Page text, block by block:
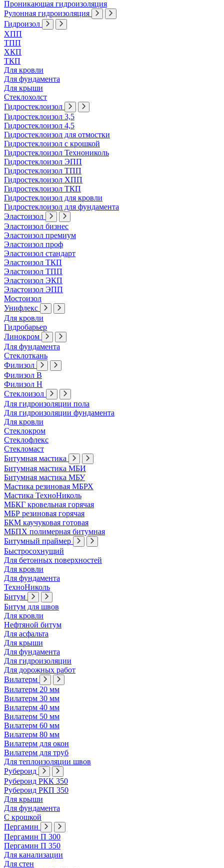
Проникающая гидроизоляция
Рулонная гидроизоляция
Гидроизол
ХПП
ТПП
ХКП
ТКП
Для кровли
Для фундамента
Для крыши
Стеклохолст
Гидростеклоизол
Гидростеклоизол 3,5
Гидростеклоизол 4,5
Гидростеклоизол для отмостки
Гидростеклоизол с крошкой
Гидростеклоизол Технониколь
Гидростеклоизол ЭПП
Гидростеклоизол ТПП
Гидростеклоизол ХПП
Гидростеклоизол ТКП
Гидростеклоизол для кровли
Гидростеклоизол для фундамента
Эластоизол
Эластоизол бизнес
Эластоизол премиум
Эластоизол проф
Эластоизол стандарт
Эластоизол ТКП
Эластоизол ТПП
Эластоизол ЭКП
Эластоизол ЭПП
Мостоизол
Унифлекс
Для кровли
Гидробарьер
Линокром
Для фундамента
Стеклоткань
Филизол
Филизол В
Филизол Н
Стеклоизол
Для гидроизоляции пола
Для гидроизоляции фундамента
Для кровли
Стеклокром
Стеклофлекс
Стекломаст
Битумная мастика
Битумная мастика МБИ
Битумная мастика МБУ
Мастика резиновая МБРХ
Мастика ТехноНиколь
МБКГ кровельная горячая
МБР резиновая горячая
БКМ каучуковая готовая
МБПХ полимерная битумная
Битумный праймер
Быстросохнущий
Для бетонных поверхностей
Для кровли
Для фундамента
ТехноНиколь
Битум
Битум для швов
Для кровли
Нефтяной битум
Для асфальта
Для крыши
Для фундамента
Для гидроизоляции
Для дорожных работ
Вилатерм
Вилатерм 20 мм
Вилатерм 30 мм
Вилатерм 40 мм
Вилатерм 50 мм
Вилатерм 60 мм
Вилатерм 80 мм
Вилатерм для окон
Вилатерм для труб
Для теплоизоляции швов
Рубероид
Рубероид РКК 350
Рубероид РКП 350
Для крыши
Для фундамента
С крошкой
Пергамин
Пергамин П 300
Пергамин П 350
Для канализации
Для стен